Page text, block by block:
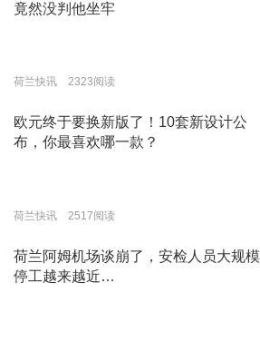
竟然没判他坐牢
荷兰快讯 2323阅读
欧元终于要换新版了！10套新设计公
布，你最喜欢哪一款？
荷兰快讯 2517阅读
荷兰阿姆机场谈崩了，安检人员大规模
停工越来越近…